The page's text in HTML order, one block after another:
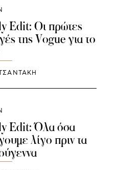
Edit: Οι πρώτες
της Vogue για το
Edit: Όλα όσα
λίγο πριν τα